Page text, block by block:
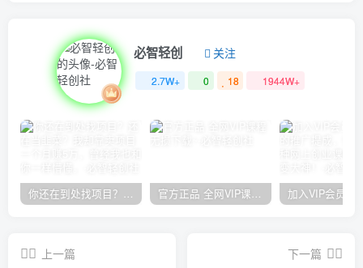
必智轻创 关注
2.7W+ 0 18 1944W+
你还在到处找项目？还在当韭菜？我却靠卖项目一个月赚5万，曾经我也和你一样懵懂。 官方正品 全网VIP课程 无损下载~
上一篇
下一篇